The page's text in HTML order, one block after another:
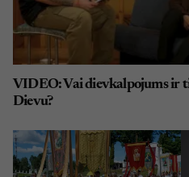
VIDEO: Vai dievkalpojums ir
Dievu?